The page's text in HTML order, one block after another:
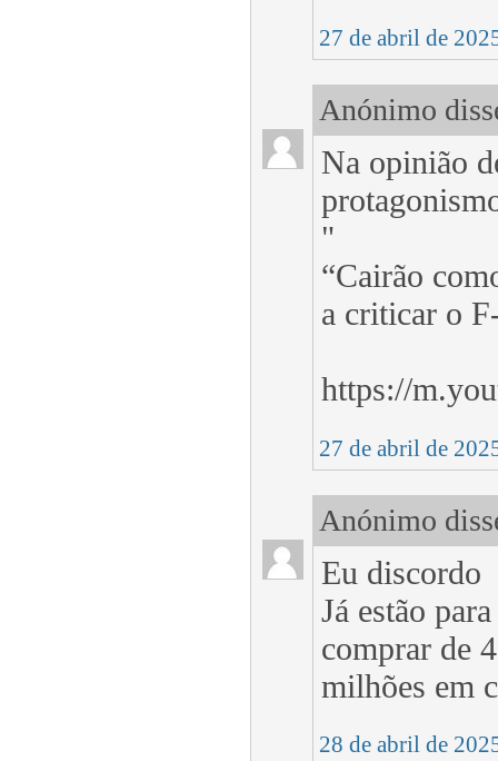
27 de abril de
Anónimo
Na opinião
"
“Cairão
a criticar o
https://
27 de abril de
Anónimo
Eu discordo
Já estão
comprar de
milhões em
28 de abril de